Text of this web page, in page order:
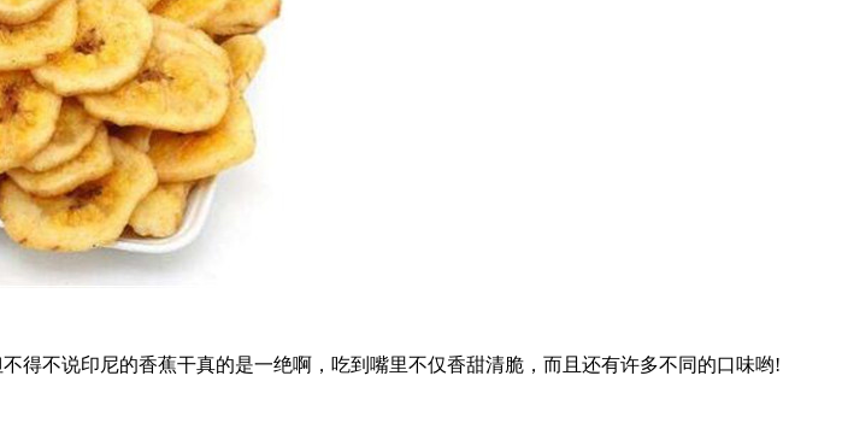
不说印尼的香蕉干真的是一绝啊，吃到嘴里不仅香甜清脆，而且还有许多不同的口味哟!